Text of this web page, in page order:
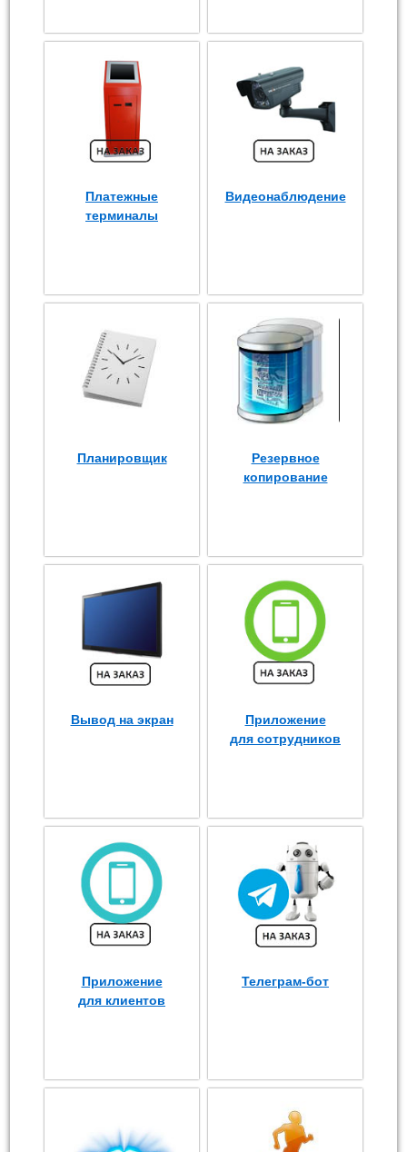
Платежные
терминалы
Видеонаблюдение
Планировщик
Резервное
копирование
Вывод на экран
Приложение
для сотрудников
Приложение
для клиентов
Телеграм-бот